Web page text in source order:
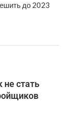
до 2023
стать